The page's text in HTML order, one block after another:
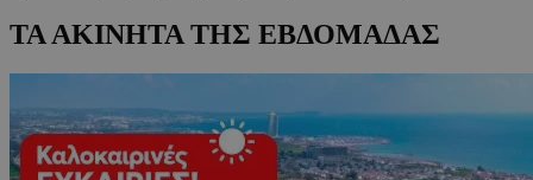
ΤΑ ΑΚΙΝΗΤΑ ΤΗΣ ΕΒΔΟΜΑΔΑΣ